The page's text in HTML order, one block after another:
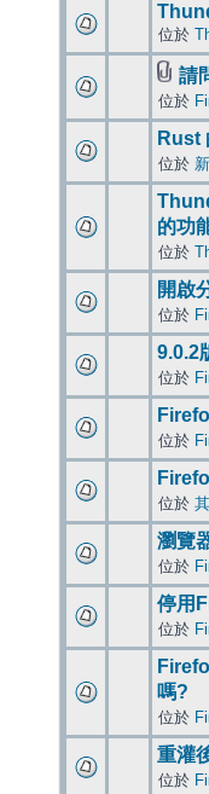
位於
請
位於
Rust
位於
的功
位於
開啟
位於
9.0.2
位於
位於
位於
瀏覽
位於
停用
位於
嗎?
位於
重灌
位於